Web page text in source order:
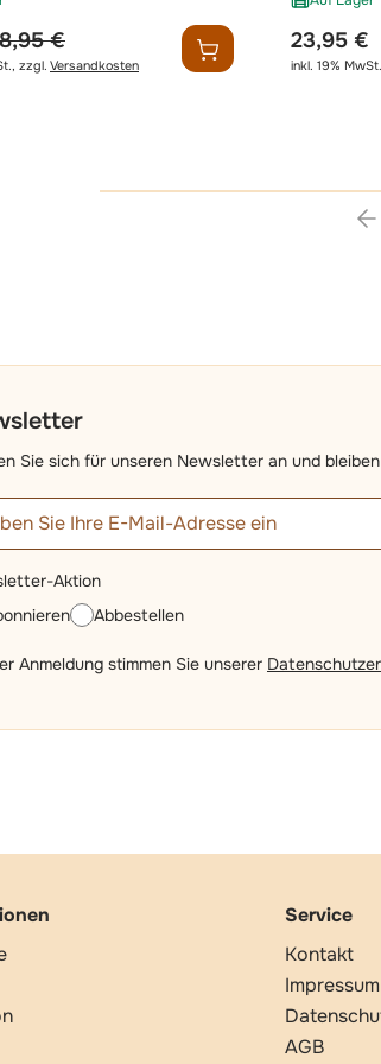
preis
€
, zzgl. Versandkosten
23,95 €
inkl. 19%
Sie sich für unseren Newsletter an und
Aktion
Abbestellen
Anmeldung stimmen Sie unserer
Service
Kontakt
Impressum
AGB